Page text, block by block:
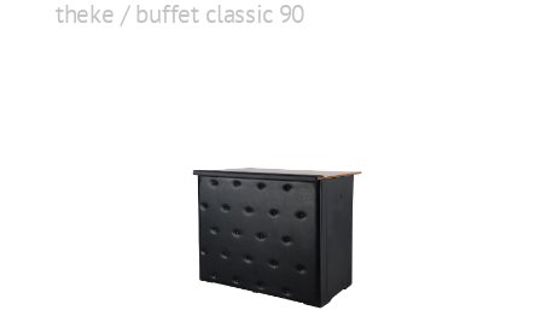
theke / buffet classic 90